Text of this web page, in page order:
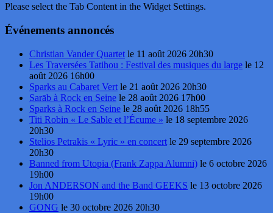
Please select the Tab Content in the Widget Settings.
Événements annoncés
Christian Vander Quartet le 11 août 2026 20h30
Les Traversées Tatihou : Festival des musiques du large le 12
août 2026 16h00
Sparks au Cabaret Vert le 21 août 2026 20h30
Sarāb à Rock en Seine le 28 août 2026 17h00
Sparks à Rock en Seine le 28 août 2026 18h55
Titi Robin « Le Sable et l’Écume » le 18 septembre 2026
20h30
Stelios Petrakis « Lyric » en concert le 29 septembre 2026
20h30
Banned from Utopia (Frank Zappa Alumni) le 6 octobre 2026
19h00
Jon ANDERSON and the Band GEEKS le 13 octobre 2026
19h00
GONG le 30 octobre 2026 20h30